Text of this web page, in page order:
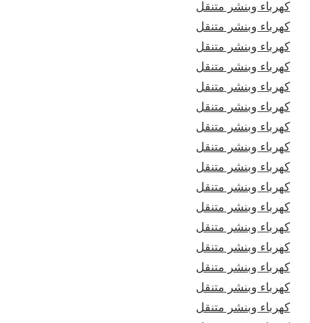
كهرباء وبنشر متنقل
كهرباء وبنشر متنقل
كهرباء وبنشر متنقل
كهرباء وبنشر متنقل
كهرباء وبنشر متنقل
كهرباء وبنشر متنقل
كهرباء وبنشر متنقل
كهرباء وبنشر متنقل
كهرباء وبنشر متنقل
كهرباء وبنشر متنقل
كهرباء وبنشر متنقل
كهرباء وبنشر متنقل
كهرباء وبنشر متنقل
كهرباء وبنشر متنقل
كهرباء وبنشر متنقل
كهرباء وبنشر متنقل